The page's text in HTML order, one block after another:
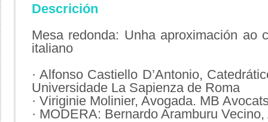
Descrición
Mesa redonda: Unha aproximación ao
italiano
· Alfonso Castiello D’Antonio,
Universidade La Sapienza de Roma
· Viriginie Molinier, Avogada. MB
· MODERA: Bernardo Aramburu